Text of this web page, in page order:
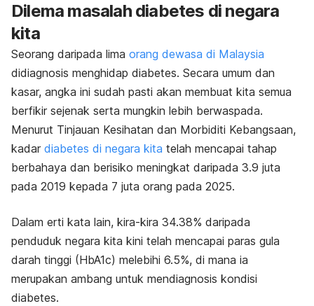
Dilema masalah diabetes di negara
kita
Seorang daripada lima orang dewasa di Malaysia
didiagnosis menghidap diabetes. Secara umum dan
kasar, angka ini sudah pasti akan membuat kita semua
berfikir sejenak serta mungkin lebih berwaspada.
Menurut Tinjauan Kesihatan dan Morbiditi Kebangsaan,
kadar diabetes di negara kita telah mencapai tahap
berbahaya dan berisiko meningkat daripada 3.9 juta
pada 2019 kepada 7 juta orang pada 2025.
Dalam erti kata lain, kira-kira 34.38% daripada
penduduk negara kita kini telah mencapai paras gula
darah tinggi (HbA1c) melebihi 6.5%, di mana ia
merupakan ambang untuk mendiagnosis kondisi
diabetes.